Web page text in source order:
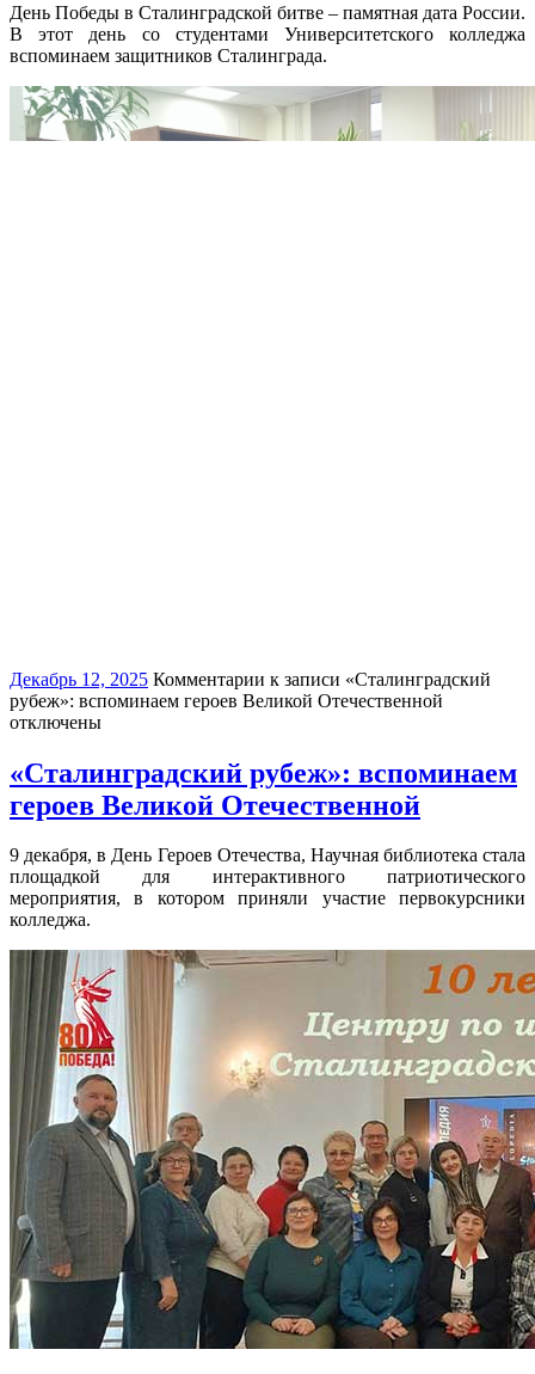
День Победы в Сталинградской битве – памятная дата России.
В этот день со студентами Университетского колледжа
вспоминаем защитников Сталинграда.
Декабрь 12, 2025 Комментарии к записи «Сталинградский
рубеж»: вспоминаем героев Великой Отечественной
отключены
«Сталинградский рубеж»: вспоминаем
героев Великой Отечественной
9 декабря, в День Героев Отечества, Научная библиотека стала
площадкой для интерактивного патриотического
мероприятия, в котором приняли участие первокурсники
колледжа.